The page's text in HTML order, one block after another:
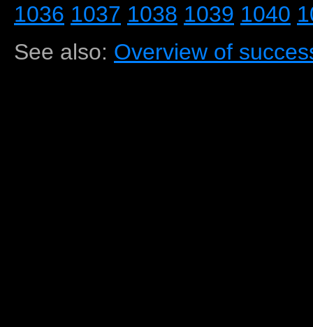
1036 1037 1038 1039 1040
See also: Overview of